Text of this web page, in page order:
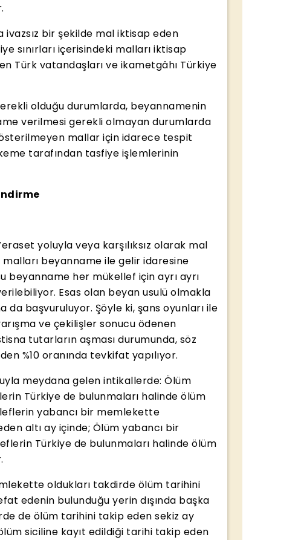
bir şekilde mal iktisap eden
sınırları içerisindeki malları iktisap
Türk vatandaşları ve ikametgâhı Türkiye
olduğu durumlarda, beyannamenin
verilmesi gerekli olmayan durumlarda
mallar için idarece tespit
tarafından tasfiye işlemlerinin
yoluyla veya karşılıksız olarak mal
beyanname ile gelir idaresine
beyanname her mükellef için ayrı ayrı
Esas olan beyan usulü olmakla
başvuruluyor. Şöyle ki, şans oyunları ile
ve çekilişler sonucu ödenen
tutarların aşması durumunda, söz
%10 oranında tevkifat yapılıyor.
meydana gelen intikallerde: Ölüm
Türkiye de bulunmaları halinde ölüm
yabancı bir memlekette
altı ay içinde; Ölüm yabancı bir
Türkiye de bulunmaları halinde ölüm
oldukları takdirde ölüm tarihini
edenin bulunduğu yerin dışında başka
de ölüm tarihini takip eden sekiz ay
siciline kayıt edildiği tarihi takip eden